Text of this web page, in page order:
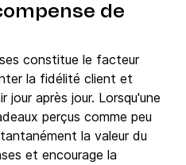
de
constitue le facteur
la fidélité client et
jour après jour. Lorsqu'une
perçus comme peu
la valeur du
et encourage la